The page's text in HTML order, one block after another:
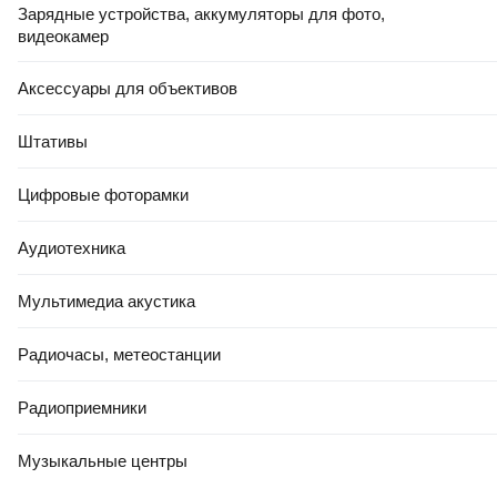
Зарядные устройства, аккумуляторы для фото,
видеокамер
Аксессуары для объективов
Штативы
Цифровые фоторамки
Аудиотехника
Мультимедиа акустика
Радиочасы, метеостанции
Радиоприемники
Музыкальные центры